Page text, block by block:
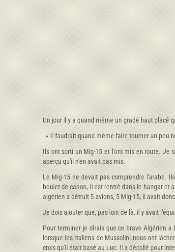
Un jour il y a quand même un gradé haut placé
- « Il faudrait quand même faire tourner un peu
Ils ont sorti un Mig-15 et l'ont mis en route. Je
aperçu qu'il n'en avait pas mis.
Le Mig-15 ne devait pas comprendre l'arabe.
boulet de canon, il est rentré dans le hangar et
algérien a détruit 5 avions, 5 Mig-15, il avait
Je dois ajouter que, pas loin de là, il y avait
Pour terminer je dirais que ce brave Algérien
lorsque les Italiens de Mussolini nous ont
crois qu'il était basé au Luc. Il a décollé pour